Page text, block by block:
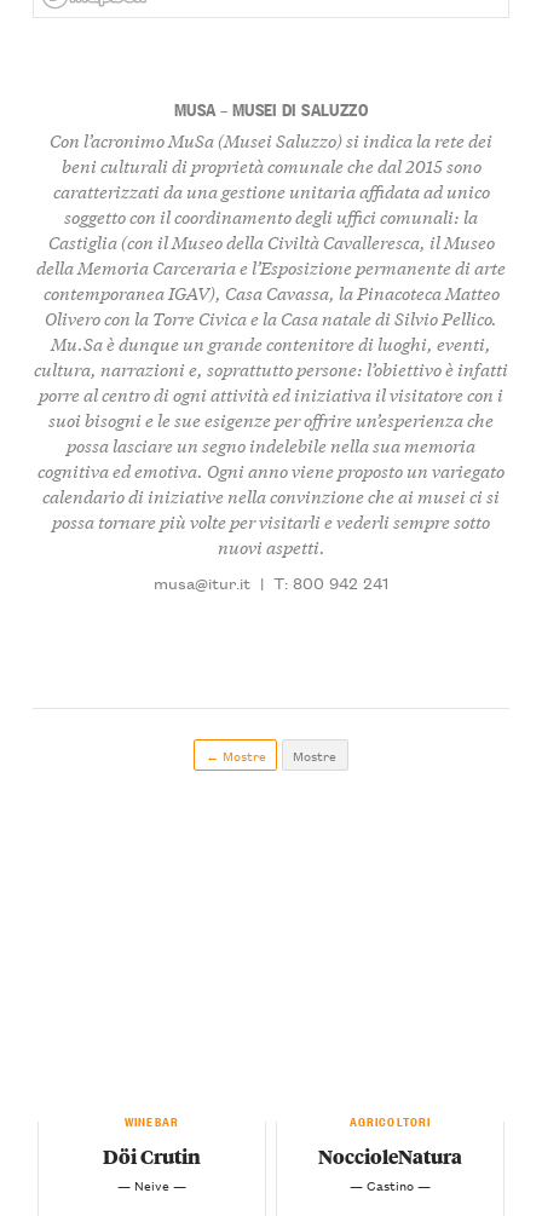
MUSA – MUSEI DI SALUZZO
Con l’acronimo MuSa (Musei Saluzzo) si indica la rete dei
beni culturali di proprietà comunale che dal 2015 sono
caratterizzati da una gestione unitaria affidata ad unico
soggetto con il coordinamento degli uffici comunali: la
Castiglia (con il Museo della Civiltà Cavalleresca, il Museo
della Memoria Carceraria e l’Esposizione permanente di arte
contemporanea IGAV), Casa Cavassa, la Pinacoteca Matteo
Olivero con la Torre Civica e la Casa natale di Silvio Pellico.
Mu.Sa è dunque un grande contenitore di luoghi, eventi,
cultura, narrazioni e, soprattutto persone: l’obiettivo è infatti
porre al centro di ogni attività ed iniziativa il visitatore con i
suoi bisogni e le sue esigenze per offrire un’esperienza che
possa lasciare un segno indelebile nella sua memoria
cognitiva ed emotiva. Ogni anno viene proposto un variegato
calendario di iniziative nella convinzione che ai musei ci si
possa tornare più volte per visitarli e vederli sempre sotto
nuovi aspetti.
musa@itur.it | T: 800 942 241
← Mostre Mostre
WINEBAR
Döi Crutin
— Neive —
AGRICOLTORI
NoccioleNatura
— Castino —